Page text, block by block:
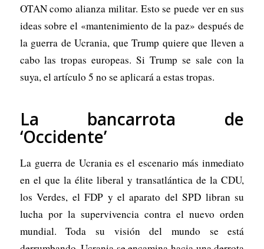
OTAN como alianza militar. Esto se puede ver en sus
ideas sobre el «mantenimiento de la paz» después de
la guerra de Ucrania, que Trump quiere que lleven a
cabo las tropas europeas. Si Trump se sale con la
suya, el artículo 5 no se aplicará a estas tropas.
La bancarrota de
‘Occidente’
La guerra de Ucrania es el escenario más inmediato
en el que la élite liberal y transatlántica de la CDU,
los Verdes, el FDP y el aparato del SPD libran su
lucha por la supervivencia contra el nuevo orden
mundial. Toda su visión del mundo se está